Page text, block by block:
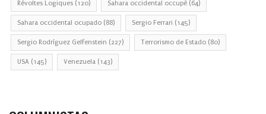
Révoltes Logiques (120) Sahara occidental occupé (64)
Sahara occidental ocupado (88) Sergio Ferrari (145)
Sergio Rodríguez Gelfenstein (227) Terrorismo de Estado (80)
USA (145) Venezuela (143)